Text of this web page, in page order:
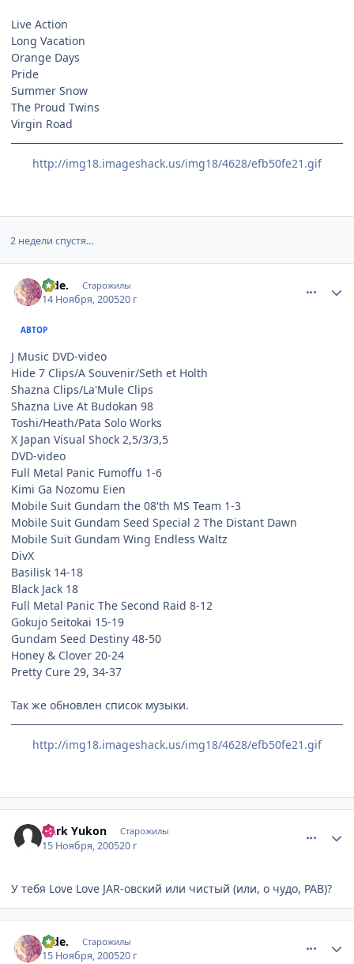
Live Action
Long Vacation
Orange Days
Pride
Summer Snow
The Proud Twins
Virgin Road
http://img18.imageshack.us/img18/4628/efb50fe21.gif
2 недели спустя...
hide. Старожилы
14 Ноября, 200520 г
АВТОР
J Music DVD-video
Hide 7 Clips/A Souvenir/Seth et Holth
Shazna Clips/La'Mule Clips
Shazna Live At Budokan 98
Toshi/Heath/Pata Solo Works
X Japan Visual Shock 2,5/3/3,5
DVD-video
Full Metal Panic Fumoffu 1-6
Kimi Ga Nozomu Eien
Mobile Suit Gundam the 08'th MS Team 1-3
Mobile Suit Gundam Seed Special 2 The Distant Dawn
Mobile Suit Gundam Wing Endless Waltz
DivX
Basilisk 14-18
Black Jack 18
Full Metal Panic The Second Raid 8-12
Gokujo Seitokai 15-19
Gundam Seed Destiny 48-50
Honey & Clover 20-24
Pretty Cure 29, 34-37
Так же обновлен список музыки.
http://img18.imageshack.us/img18/4628/efb50fe21.gif
Dark Yukon Старожилы
15 Ноября, 200520 г
У тебя Love Love JAR-овский или чистый (или, о чудо, РАВ)?
hide. Старожилы
15 Ноября, 200520 г